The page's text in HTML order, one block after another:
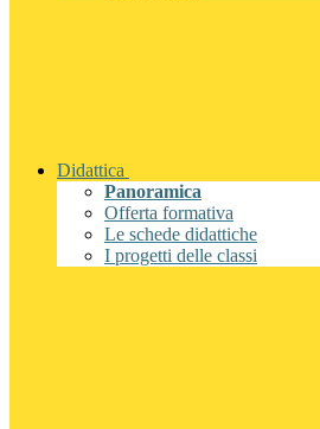
Didattica
Panoramica
Offerta formativa
Le schede didattiche
I progetti delle classi